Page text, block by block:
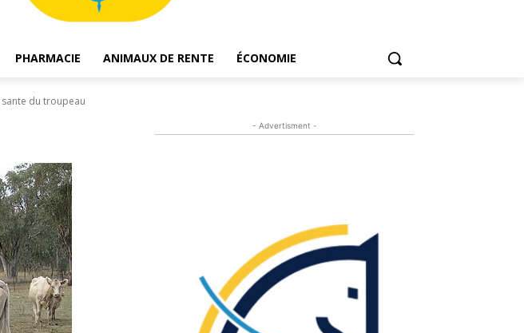
PHARMACIE ANIMAUX DE RENTE ÉCONOMIE
sante du troupeau
- Advertisment -